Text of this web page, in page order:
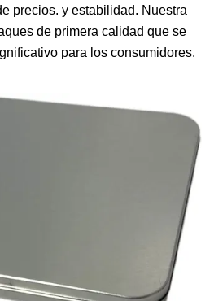
precios. y estabilidad. Nuestra
de primera calidad que se
para los consumidores.